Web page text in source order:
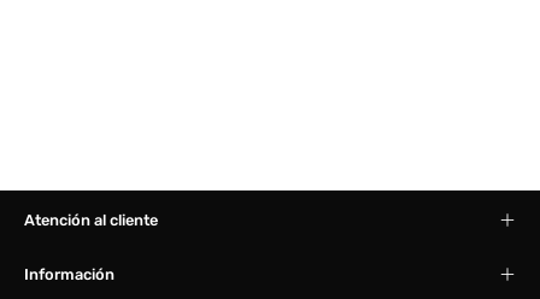
Atención al cliente
Información